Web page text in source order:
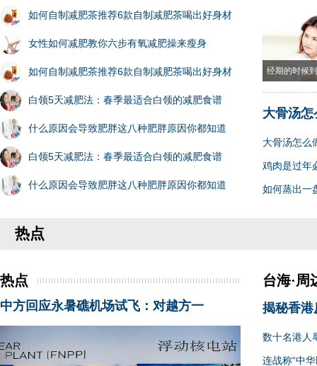
如何自制减肥茶推荐6款自制减肥茶喝出好身材
女性如何减肥教你六步有氧减肥操来瘦身
如何自制减肥茶推荐6款自制减肥茶喝出好身材
白领5天减肥法：春季最适合白领的减肥食谱
什么原因会导致肥胖这八种肥胖原因你都知道
白领5天减肥法：春季最适合白领的减肥食谱
什么原因会导致肥胖这八种肥胖原因你都知道
经期的时候
大骨汤
大骨汤怎么
鸡肉是过年
如何蒸出一
热点
热点
中方回应永暑礁机场试飞：对越方一
台海·周
揭秘香港
数十名港人
连战称“中